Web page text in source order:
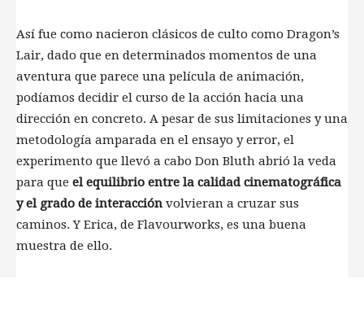
Así fue como nacieron clásicos de culto como Dragon’s
Lair, dado que en determinados momentos de una
aventura que parece una película de animación,
podíamos decidir el curso de la acción hacia una
dirección en concreto. A pesar de sus limitaciones y una
metodología amparada en el ensayo y error, el
experimento que llevó a cabo Don Bluth abrió la veda
para que el equilibrio entre la calidad cinematográfica
y el grado de interacción volvieran a cruzar sus
caminos. Y Erica, de Flavourworks, es una buena
muestra de ello.